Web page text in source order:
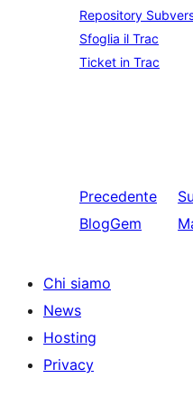
Repository
Sfoglia il Trac
Ticket in Trac
Precedente
BlogGem
Chi siamo
News
Hosting
Privacy